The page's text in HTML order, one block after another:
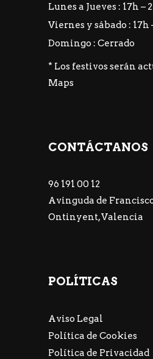
Lunes a Jueves : 17h –
Viernes y sábado : 17h
Domingo : Cerrado
* Los festivos serán
Maps
CONTÁCTANOS
96 191 00 12
Avinguda de
Ontinyent, Valencia
POLÍTICAS
Aviso Legal
Política de Cookies
Política de Privacidad